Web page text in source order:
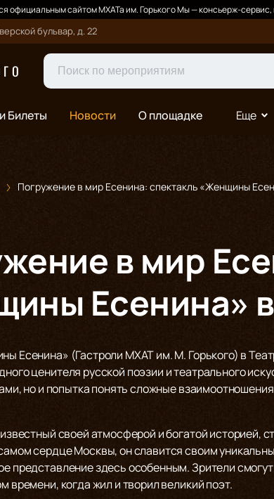
официальным сайтом МХАТа им. Горького Мы — консьерж-
бульвар, д. 22
Билеты Новости О площадке Еще
Погружение в мир Есенина: спектакль «Женщины
в мир
Есенина»
Есенина» (Гастроли МХАТ им. М. Горького) в
ценителя русской поэзии и театрального
но и попытка понять сложные
своей атмосферой и богатой историей,
сердце Москвы, он славится своим
представление здесь особенным. Зрители
времени, когда жил и творил великий поэт.